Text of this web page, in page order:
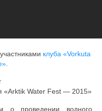
клуба «Vorkuta
.
«Arktik Water Fest — 2015»
о проведении водного